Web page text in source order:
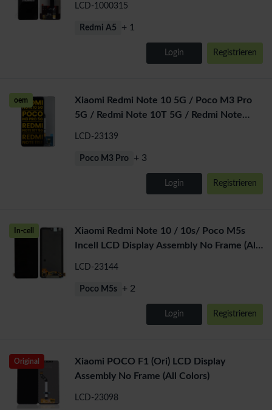
LCD-1000315
Redmi A5 + 1
Login Registrieren
oem
Xiaomi Redmi Note 10 5G / Poco M3 Pro
5G / Redmi Note 10T 5G / Redmi Note
LCD-23139
Poco M3 Pro + 3
Login Registrieren
In-cell
Xiaomi Redmi Note 10 / 10s/ Poco M5s
Incell LCD Display Assembly No Frame (All
LCD-23144
Poco M5s + 2
Login Registrieren
Original
Xiaomi POCO F1 (Ori) LCD Display
Assembly No Frame (All Colors)
LCD-23098